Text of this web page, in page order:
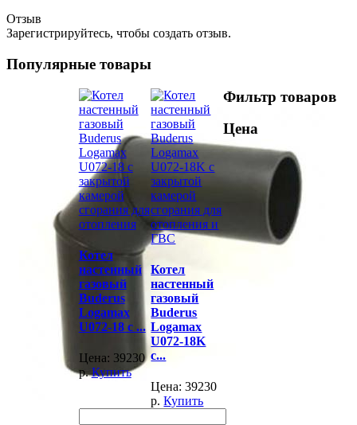
Отзыв
Зарегистрируйтесь, чтобы создать отзыв.
Популярные товары
Котел
настенный
газовый
Buderus
Logamax
U072-18 с ...
Цена: 39230
р. Купить
Котел
настенный
газовый
Buderus
Logamax
U072-18K
с...
Цена: 39230
р. Купить
Фильтр товаров
Цена